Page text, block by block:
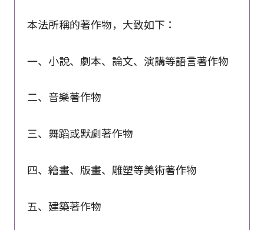
本法所稱的著作物，大致如下：
一、小說、劇本、論文、演講等語言著作物
二、音樂著作物
三、舞蹈或默劇著作物
四、繪畫、版畫、雕塑等美術著作物
五、建築著作物